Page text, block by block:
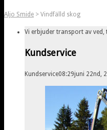
Aljo Smide > Vindfälld skog
Vi erbjuder transport av ved,
Kundservice
Kundservice08:29juni 22nd,